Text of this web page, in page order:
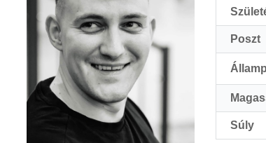
Poszt
Súly